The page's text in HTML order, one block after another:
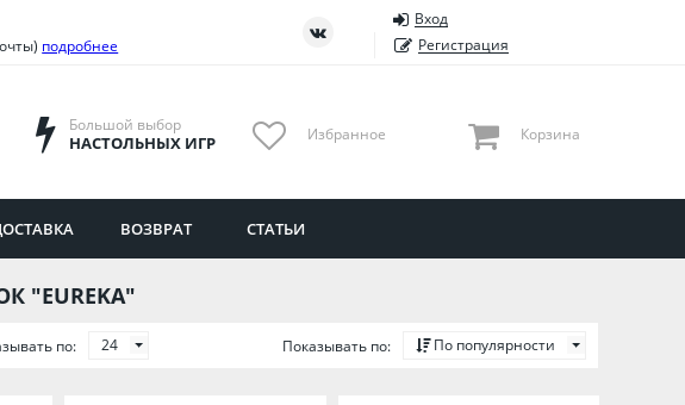
область
Тюменская область
Ульяновская область
подробнее
Вход
Регистрация
Большой выбор
НАСТОЛЬНЫХ ИГР Избранное Корзина
ВОЗВРАТ СТАТЬИ
"EUREKA"
по: 24 Показывать по: По популярности